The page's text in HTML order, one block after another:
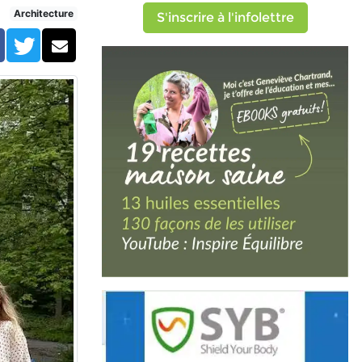
Architecture
TwitterCourriel
S'inscrire à l'infolettre